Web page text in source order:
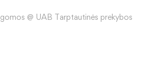
@ UAB Tarptautinės prekybos